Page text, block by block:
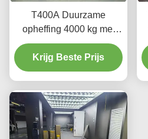
T400A Duurzame
opheffing 4000 kg met
gladde opheffing
Krijg Beste Prijs